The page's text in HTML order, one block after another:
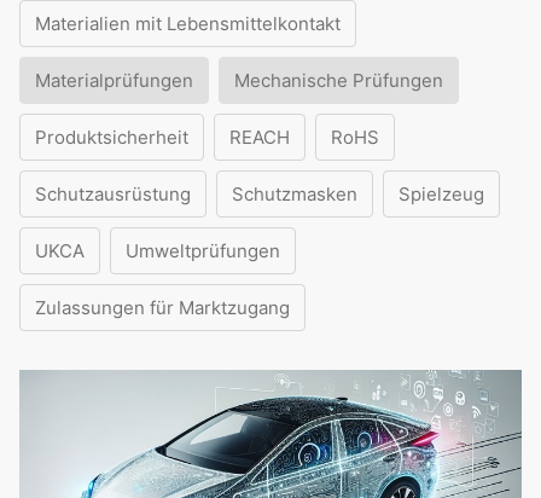
Materialien mit Lebensmittelkontakt
Materialprüfungen Mechanische Prüfungen
Produktsicherheit REACH RoHS
Schutzausrüstung Schutzmasken Spielzeug
UKCA Umweltprüfungen
Zulassungen für Marktzugang